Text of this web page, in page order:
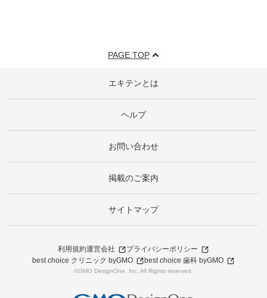
PAGE TOP
エキテンとは
ヘルプ
お問い合わせ
掲載のご案内
サイトマップ
利用規約運営会社
プライバシーポリシー
best choice クリニック byGMO
best choice 歯科 byGMO
©GMO DesignOne, Inc. All Rights reserved.